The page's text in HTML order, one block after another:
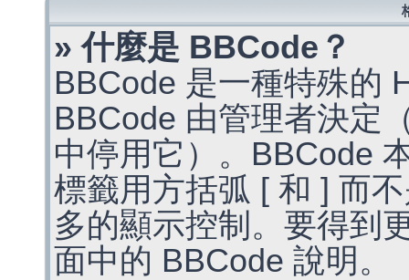
» 什麼是 BBCode？
BBCode 是一種特殊的
BBCode 由管理者決定
中停用它）。BBCode
標籤用方括弧 [ 和 ] 而
多的顯示控制。要得到
面中的 BBCode 說明。